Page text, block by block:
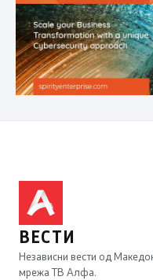
ВЕСТИ
Независни вести од
мрежа ТВ Алфа.